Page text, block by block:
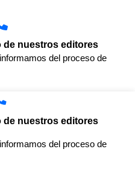
de nuestros editores
del proceso de
de nuestros editores
del proceso de